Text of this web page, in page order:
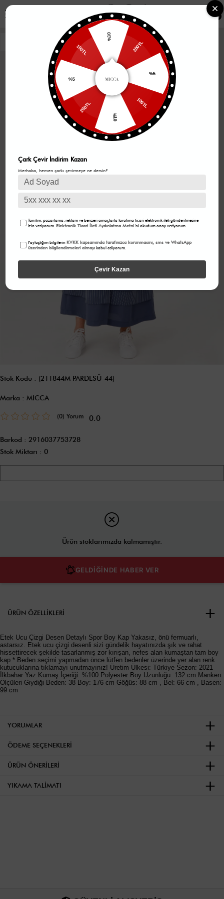
0
Stok Kodu (211844M PARDESÜ-44)
Marka : MICCA
(0) 0.0
Barkod : 2916037753728
Stok Miktarı : 0
Ürün stoklarımızda kalmamıştır.
GELDİĞİNDE HABER VER
ÜRÜN ÖZELLIKLERI
Etek Ucu Çizgi Desen Detaylı Spor Boy Kap Yakasız, önü fermuarlı,
astarsız. Etek ucu çizgi desenli sizi gündelik hayatınızda şık ve rahat
hissettirecek şekilde tasarlanmış zor kırışan, nefes alan kumaştan tam boy
kap * Beden seçimi yapmadan önce lütfen bedenler üzerinde yer alan renk
kutucuklarına tıklamayı unutmayınız! Üretim Ülkesi: Türkiye Sezon: 2021
İlkbahar Yaz Kumaş İçeriği: %100 Polyester Boy Uzunluğu: 132 cm Manken
Ölçüleri Giydiği Beden: 38 Boy: 176 cm Göğüs: 88 cm , Bel: 66 cm , Basen:
99 cm
YORUMLAR
ÖDEME SEÇENEKLERI
ÜRÜN ÖNERILERI
YIKAMA TALIMATI
%10
200TL
%5
100TL
%10
200TL
%5
100TL
Çark Çevir İndirim Kazan
Merhaba, hemen çarkı çevirmeye ne dersin?
Tanıtım, pazarlama, reklam ve benzeri amaçlarla tarafıma ticari elektronik ileti gönderilmesine
izin veriyorum.Elektronik Ticari İleti Aydınlatma Metni 'ni okudum onay veriyorum.
Paylaştığım bilgilerinKVKK kapsamında tarafınızca korunmasını, sms ve WhatsApp
üzerinden bilgilendirmeleri almayı kabul ediyorum.
Çevir Kazan